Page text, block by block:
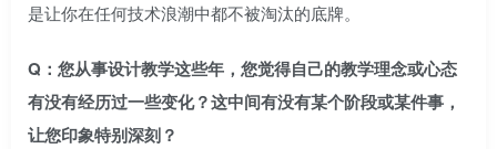
是让你在任何技术浪潮中都不被淘汰的底牌。
Q：您从事设计教学这些年，您觉得自己的教学理念或心态
有没有经历过一些变化？这中间有没有某个阶段或某件事，
让您印象特别深刻？